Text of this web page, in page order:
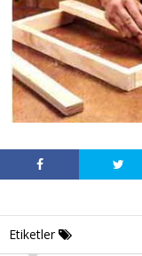
Etiketler